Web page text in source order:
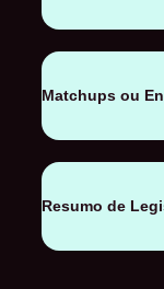
Matchups ou
Resumo de